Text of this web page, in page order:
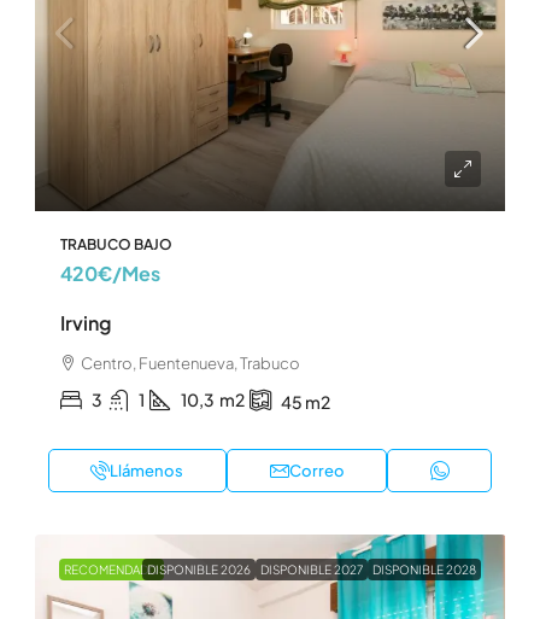
TRABUCO BAJO
420€/Mes
Irving
Centro, Fuentenueva, Trabuco
3 1 10,3 m2 45 m2
Llámenos Correo
RECOMENDADODISPONIBLE 2026 DISPONIBLE 2027 DISPONIBLE 2028